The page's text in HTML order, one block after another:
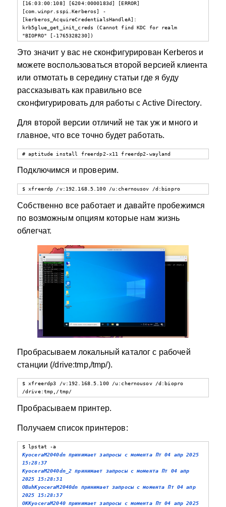
[16:03:00:108] [6204:0000183d] [ERROR]
[com.winpr.sspi.Kerberos] -
[kerberos_AcquireCredentialsHandleA]:
krb5glue_get_init_creds (Cannot find KDC for realm
"BIOPRO" [-1765328230])
Это значит у вас не сконфигурирован Kerberos и
можете воспользоваться второй версией клиента
или отмотать в середину статьи где я буду
рассказывать как правильно все
сконфигурировать для работы с Active Directory.
Для второй версии отличий не так уж и много и
главное, что все точно будет работать.
# aptitude install freerdp2-x11 freerdp2-wayland
Подключимся и проверим.
$ xfreerdp /v:192.168.5.100 /u:chernousov /d:biopro
Собственно все работает и давайте пробежимся
по возможным опциям которые нам жизнь
облегчат.
Пробрасываем локальный каталог с рабочей
станции (/drive:tmp,/tmp/).
$ xfreerdp3 /v:192.168.5.100 /u:chernousov /d:biopro
/drive:tmp,/tmp/
Пробрасываем принтер.
Получаем список принтеров:
KyoceraM2040dn принимает запросы с момента Пт 04 апр 2025
15:28:37
KyoceraM2040dn_2 принимает запросы с момента Пт 04 апр
2025 15:28:31
OBuhKyoceraM2040dn принимает запросы с момента Пт 04 апр
2025 15:28:37
OKKyoceraM2040 принимает запросы с момента Пт 04 апр 2025